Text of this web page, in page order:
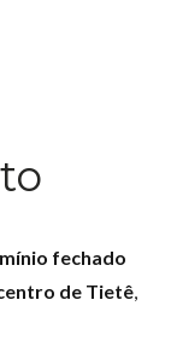
fechado
de Tietê,